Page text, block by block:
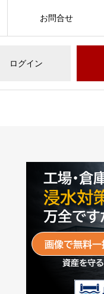
ログイン
お問合せ